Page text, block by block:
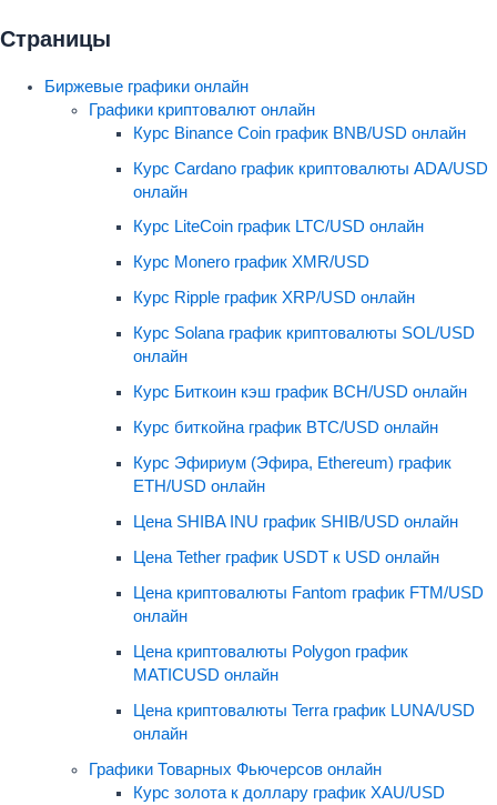
Страницы
Биржевые графики онлайн
Графики криптовалют онлайн
Курс Binance Coin график BNB/USD онлайн
Курс Cardano график криптовалюты ADA/USD
онлайн
Курс LiteCoin график LTC/USD онлайн
Курс Monero график XMR/USD
Курс Ripple график XRP/USD онлайн
Курс Solana график криптовалюты SOL/USD
онлайн
Курс Биткоин кэш график BCH/USD онлайн
Курс биткойна график BTC/USD онлайн
Курс Эфириум (Эфира, Ethereum) график
ETH/USD онлайн
Цена SHIBA INU график SHIB/USD онлайн
Цена Tether график USDT к USD онлайн
Цена криптовалюты Fantom график FTM/USD
онлайн
Цена криптовалюты Polygon график
MATICUSD онлайн
Цена криптовалюты Terra график LUNA/USD
онлайн
Графики Товарных Фьючерсов онлайн
Курс золота к доллару график XAU/USD